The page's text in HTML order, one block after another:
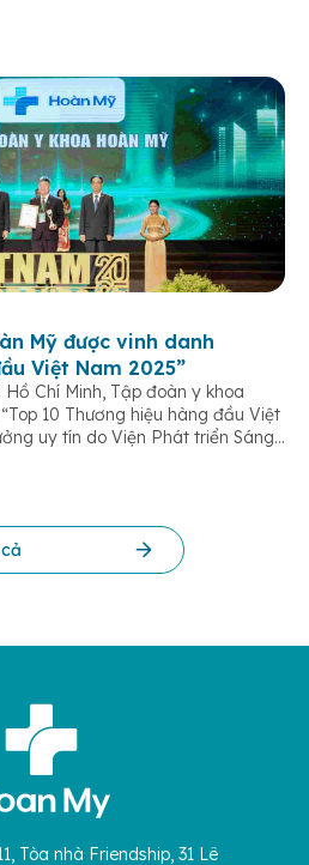
Mỹ được vinh danh
Việt Nam 2025”
Chí Minh, Tập đoàn y khoa
10 Thương hiệu hàng đầu Việt
uy tín do Viện Phát triển Sáng
Châu Á […]
Tòa nhà Friendship, 31 Lê